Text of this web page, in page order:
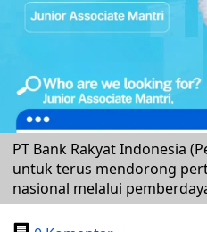
PT Bank Rakyat Indonesia
untuk terus mendorong
nasional melalui